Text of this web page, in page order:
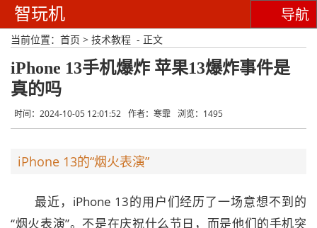
智玩机 导航
当前位置： 首页 > 技术教程 - 正文
iPhone 13手机爆炸 苹果13爆炸事件是
真的吗
时间：2024-10-05 12:01:52 作者：寒霏 浏览：1495
iPhone 13的“烟火表演”
最近，iPhone 13的用户们经历了一场意想不到的
“烟火表演”。不是在庆祝什么节日，而是他们的手机突